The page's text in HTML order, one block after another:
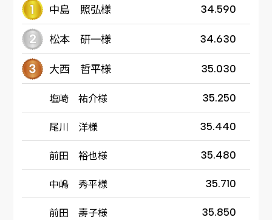
中島 照弘様 34.590
松本 研一様 34.630
大西 哲平様 35.030
塩崎 祐介様 35.250
尾川 洋様 35.440
前田 裕也様 35.480
中嶋 秀平様 35.710
前田 壽子様 35.850